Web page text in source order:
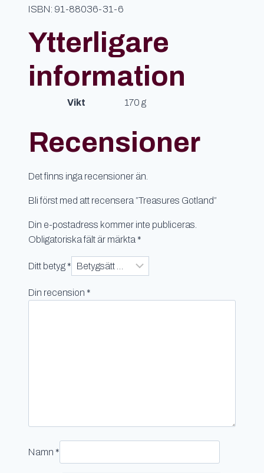
ISBN: 91-88036-31-6
Ytterligare
information
Vikt 170 g
Recensioner
Det finns inga recensioner än.
Bli först med att recensera ”Treasures Gotland”
Din e-postadress kommer inte publiceras.
Obligatoriska fält är märkta *
Ditt betyg *
Din recension *
Namn *